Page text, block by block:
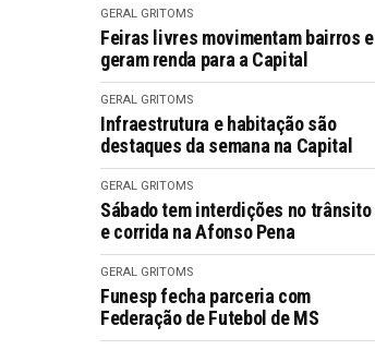
GERAL GRITOMS
Feiras livres movimentam bairros e
geram renda para a Capital
GERAL GRITOMS
Infraestrutura e habitação são
destaques da semana na Capital
GERAL GRITOMS
Sábado tem interdições no trânsito
e corrida na Afonso Pena
GERAL GRITOMS
Funesp fecha parceria com
Federação de Futebol de MS